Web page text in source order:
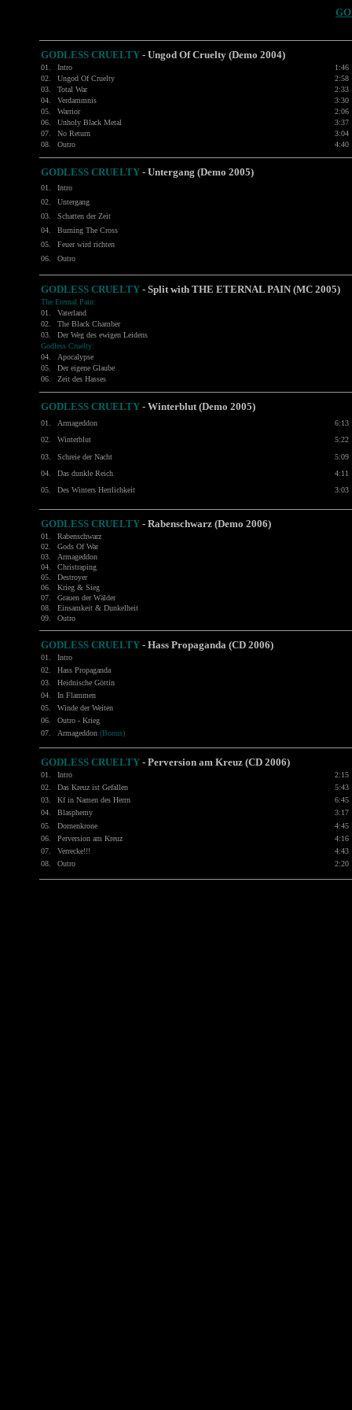
GODLESS CRUELTY - Ungod Of Cruelty (Demo 2004)
01. Intro
1:46
02.
Ungod Of Cruelty
2:58
03.
Total War
2:33
04.
Verdammnis
3:30
05.
Warrior
2:06
06.
Unholy Black Metal
3:37
07.
No Return
3:04
08.
Outro 4:40
GODLESS CRUELTY - Untergang (Demo 2005)
01.
Intro
02.
Untergang
03.
Schatten der Zeit
04.
Burning The Cross
05.
Feuer wird richten
06.
Outro
GODLESS CRUELTY - Split with THE ETERNAL PAIN (MC 2005)
The Eternal Pain:
01.
Vaterland
02.
The Black Chamber
03.
Der Weg des ewigen Leidens
Godless Cruelty:
04.
Apocalypse
05.
Der eigene Glaube
06.
Zeit des Hasses
GODLESS CRUELTY - Winterblut (Demo 2005)
01. Armageddon
6:13
02.
Winterblut
5:22
03.
Schreie der Nacht
5:09
04.
Das dunkle Reich
4:11
05.
Des Winters Herrlichkeit 3:03
GODLESS CRUELTY - Rabenschwarz (Demo 2006)
01.
Rabenschwarz
02.
Gods Of War
03.
Armageddon
04.
Christraping
05.
Destroyer
06.
Krieg & Sieg
07.
Grauen der Wälder
08.
Einsamkeit & Dunkelheit
09.
Outro
GODLESS CRUELTY - Hass Propaganda (CD 2006)
01.
Intro
02.
Hass Propaganda
03.
Heidnische Göttin
04.
In Flammen
05.
Winde der Weiten
06.
Outro - Krieg
07.
Armageddon (Bonus)
GODLESS CRUELTY - Perversion am Kreuz (CD 2006)
01. Intro
2:15
02.
Das Kreuz ist Gefallen
5:43
03.
Kf in Namen des Herrn
6:45
04.
Blasphemy
3:17
05.
Dornenkrone
4:45
06.
Perversion am Kreuz
4:16
07.
Verrecke!!!
4:43
08.
Outro 2:20